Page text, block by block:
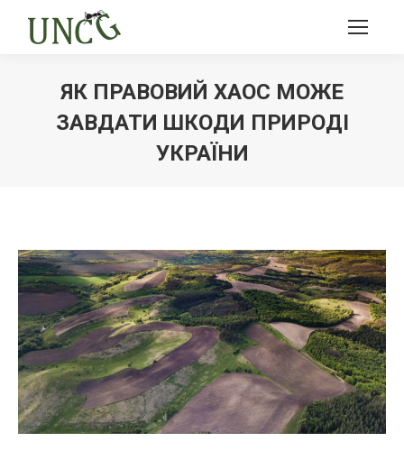
ЯК ПРАВОВИЙ ХАОС МОЖЕ
ЗАВДАТИ ШКОДИ ПРИРОДІ
УКРАЇНИ